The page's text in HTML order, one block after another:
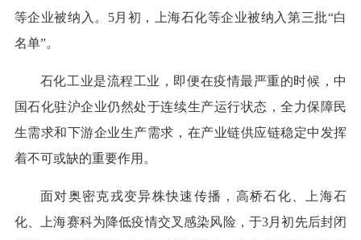
等企业被纳入。5月初，上海石化等企业被纳入第三批“白
名单”。
石化工业是流程工业，即便在疫情最严重的时候，中
国石化驻沪企业仍然处于连续生产运行状态，全力保障民
生需求和下游企业生产需求，在产业链供应链稳定中发挥
着不可或缺的重要作用。
面对奥密克戎变异株快速传播，高桥石化、上海石
化、上海赛科为降低疫情交叉感染风险，于3月初先后封闭